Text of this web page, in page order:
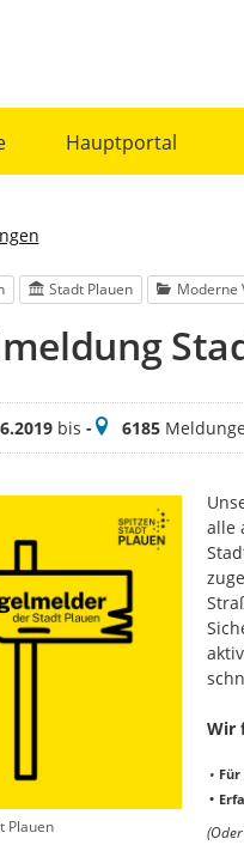
Hauptportal
Stadt Plauen Moderne
bis -Meldungen
6185
Plauen
alle
Wir
•
•